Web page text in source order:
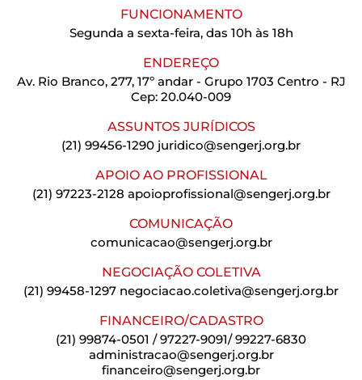
FUNCIONAMENTO
Segunda a sexta-feira, das 10h às 18h
ENDEREÇO
Av. Rio Branco, 277, 17º andar - Grupo 1703 Centro - RJ
Cep: 20.040-009
ASSUNTOS JURÍDICOS
(21) 99456-1290 juridico@sengerj.org.br
APOIO AO PROFISSIONAL
(21) 97223-2128 apoioprofissional@sengerj.org.br
COMUNICAÇÃO
comunicacao@sengerj.org.br
NEGOCIAÇÃO COLETIVA
(21) 99458-1297 negociacao.coletiva@sengerj.org.br
FINANCEIRO/CADASTRO
(21) 99874-0501 / 97227-9091/ 99227-6830
administracao@sengerj.org.br
financeiro@sengerj.org.br